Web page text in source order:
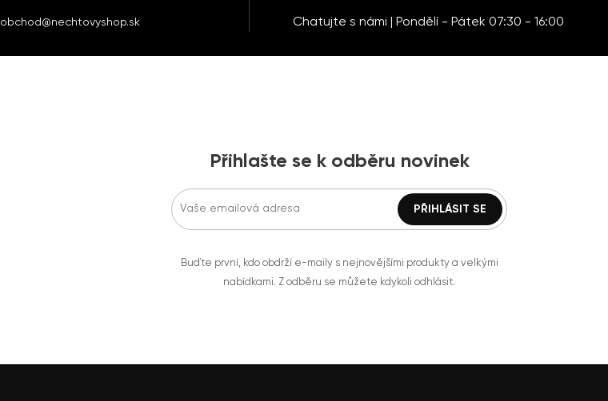
obchod@nechtovyshop.sk Chatujte s námi | Pondělí - Pátek 07:30 - 16:00
Přihlašte se k odběru novinek
Buďte první, kdo obdrží e-maily s nejnovějšími produkty a velkými
nabídkami. Z odběru se můžete kdykoli odhlásit.